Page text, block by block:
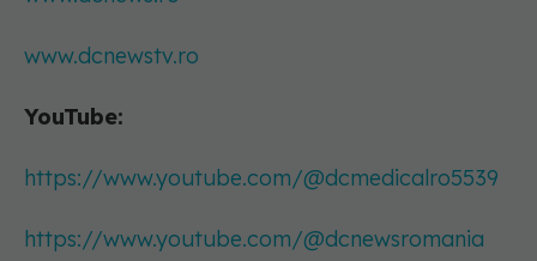
www.dcnewstv.ro
YouTube:
https://www.youtube.com/@dcmedicalro5539
https://www.youtube.com/@dcnewsromania